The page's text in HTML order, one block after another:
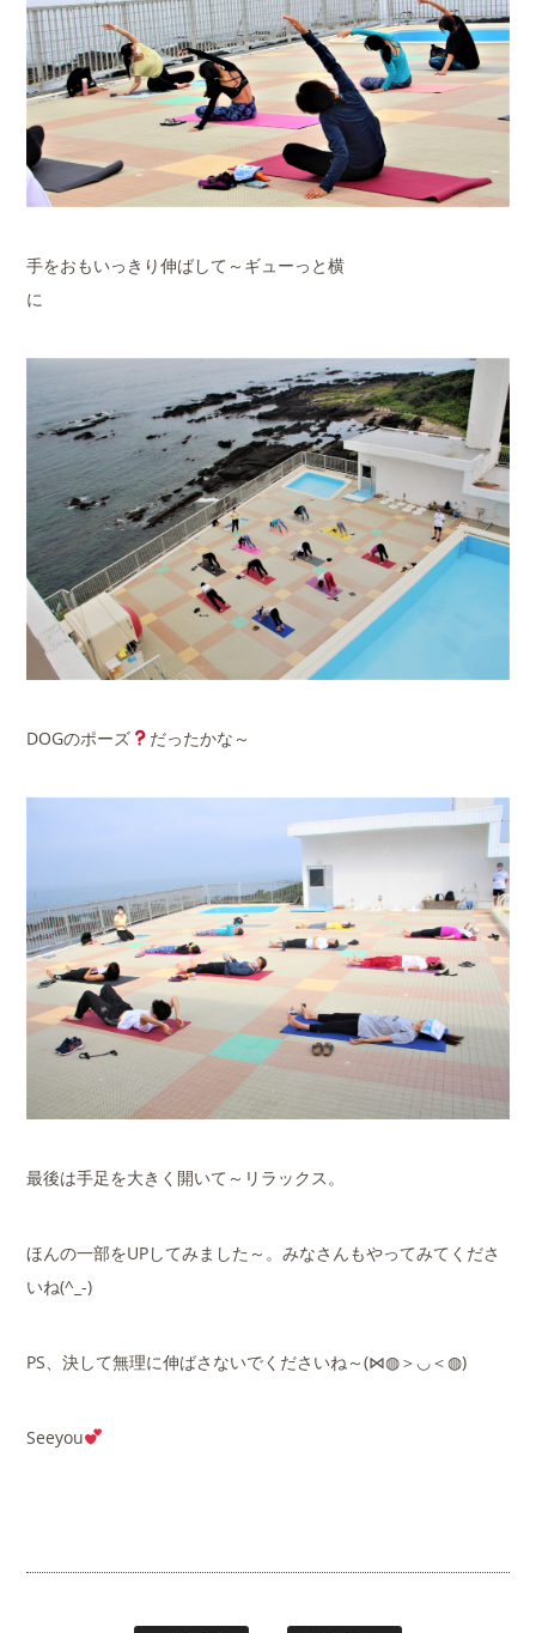
手をおもいっきり伸ばして～ギューっと横
に
DOGのポーズ だったかな～
最後は手足を大きく開いて～リラックス。
ほんの一部をUPしてみました～。みなさんもやってみてくださ
いね(^_-)
PS、決して無理に伸ばさないでくださいね～(⋈◍＞◡＜◍)
Seeyou